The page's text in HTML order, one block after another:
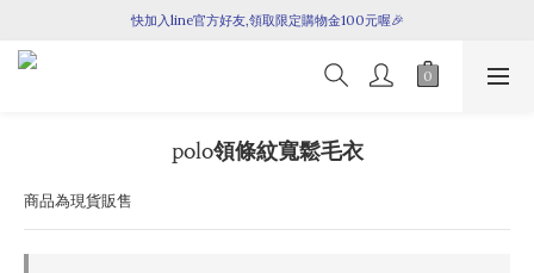
七月新品上架囉！
快加入line官方好友,領取限定購物金100元喔🎉
polo領條紋寬鬆毛衣
商品為現貨販售